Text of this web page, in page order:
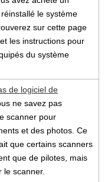
le système
sur cette page
les instructions pour
du système
de logiciel de
ne savez pas
scanner pour
et des photos. Ce
que certains scanners
que de pilotes, mais
le scanner.